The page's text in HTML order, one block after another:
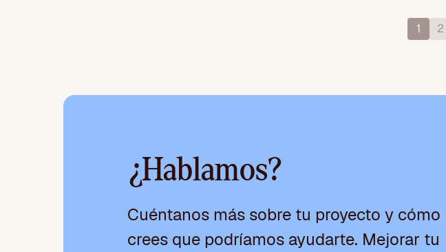
1 2
¿Hablamos?
Cuéntanos más sobre tu proyecto y cómo
crees que podríamos ayudarte. Mejorar tu